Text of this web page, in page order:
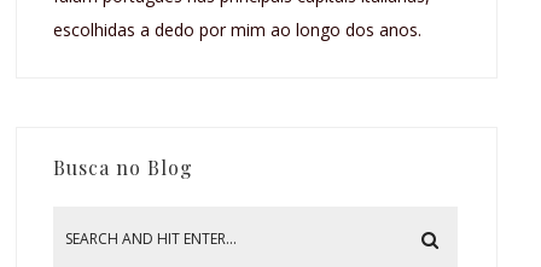
escolhidas a dedo por mim ao longo dos anos.
Busca no Blog